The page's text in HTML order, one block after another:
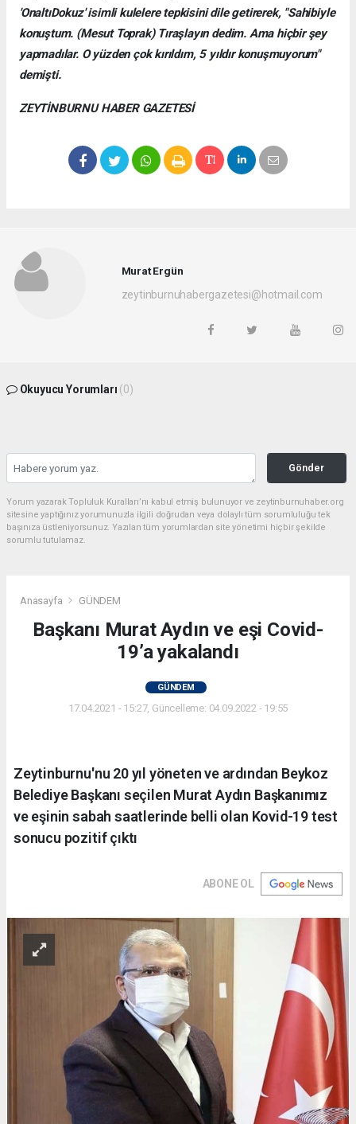
'OnaltıDokuz' isimli kulelere tepkisini dile getirerek, "Sahibiyle
konuştum. (Mesut Toprak) Tıraşlayın dedim. Ama hiçbir şey
yapmadılar. O yüzden çok kırıldım, 5 yıldır konuşmuyorum"
demişti.
ZEYTİNBURNU HABER GAZETESİ
Murat Ergün
zeytinburnuhabergazetesi@hotmail.com
Okuyucu Yorumları (0)
Gönder
Yorum yazarak Topluluk Kuralları’nı kabul etmiş bulunuyor ve zeytinburnuhaber.org
sitesine yaptığınız yorumunuzla ilgili doğrudan veya dolaylı tüm sorumluluğu tek
başınıza üstleniyorsunuz. Yazılan tüm yorumlardan site yönetimi hiçbir şekilde
sorumlu tutulamaz.
Anasayfa GÜNDEM
Başkanı Murat Aydın ve eşi Covid-
19’a yakalandı
GÜNDEM
17.04.2021 - 15:27, Güncelleme: 04.09.2022 - 19:55
Zeytinburnu'nu 20 yıl yöneten ve ardından Beykoz
Belediye Başkanı seçilen Murat Aydın Başkanımız
ve eşinin sabah saatlerinde belli olan Kovid-19 test
sonucu pozitif çıktı
ABONE OL